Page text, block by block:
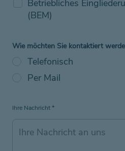
Betriebliches
(BEM)
Wie möchten Sie kontaktiert
Telefonisch
Per Mail
Ihre Nachricht*